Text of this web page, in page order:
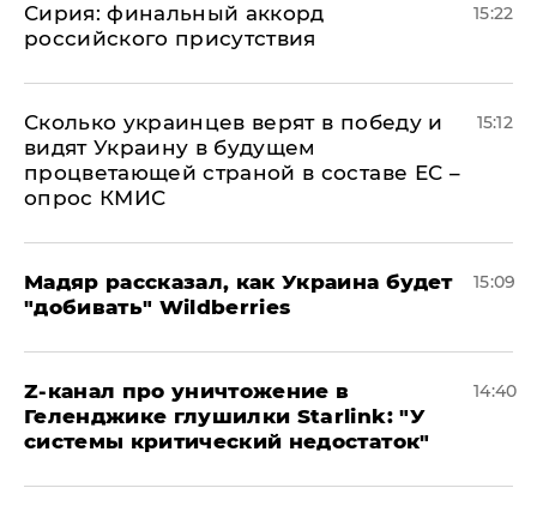
​Сирия: финальный аккорд
российского присутствия
15:22
Сколько украинцев верят в победу и
видят Украину в будущем
процветающей страной в составе ЕС –
опрос КМИС
15:12
Мадяр рассказал, как Украина будет
"добивать" Wildberries
15:09
Z-канал про уничтожение в
Геленджике глушилки Starlink: "У
системы критический недостаток"
14:40